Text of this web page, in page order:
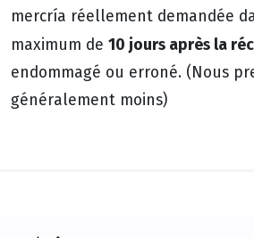
mercría réellement demandée
maximum de 10 jours après la
endommagé ou erroné. (Nous
généralement moins)